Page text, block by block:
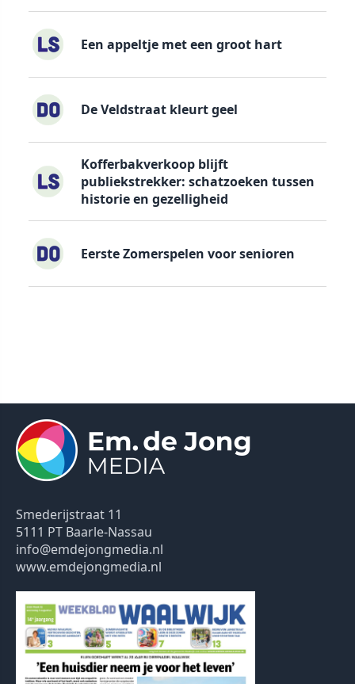
Een appeltje met een groot hart
De Veldstraat kleurt geel
Kofferbakverkoop blijft
publiekstrekker: schatzoeken tussen
historie en gezelligheid
Eerste Zomerspelen voor senioren
Smederijstraat 11
5111 PT Baarle-Nassau
info@emdejongmedia.nl
www.emdejongmedia.nl